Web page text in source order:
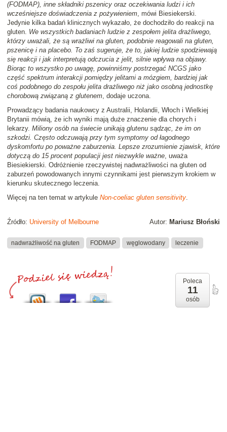
(FODMAP), inne składniki pszenicy oraz oczekiwania ludzi i ich
wcześniejsze doświadczenia z pożywieniem, mówi Biesiekerski.
Jedynie kilka badań klinicznych wykazało, że dochodziło do reakcji na
gluten. We wszystkich badaniach ludzie z zespołem jelita drażliwego,
którzy uważali, że są wrażliwi na gluten, podobnie reagowali na gluten,
pszenicę i na placebo. To zaś sugeruje, że to, jakiej ludzie spodziewają
się reakcji i jak interpretują odczucia z jelit, silnie wpływa na objawy.
Biorąc to wszystko po uwagę, powinniśmy postrzegać NCGS jako
część spektrum interakcji pomiędzy jelitami a mózgiem, bardziej jak
coś podobnego do zespołu jelita drażliwego niż jako osobną jednostkę
chorobową związaną z glutenem, dodaje uczona.
Prowadzący badania naukowcy z Australii, Holandii, Włoch i Wielkiej
Brytanii mówią, że ich wyniki mają duże znaczenie dla chorych i
lekarzy. Miliony osób na świecie unikają glutenu sądząc, że im on
szkodzi. Często odczuwają przy tym symptomy od łagodnego
dyskomfortu po poważne zaburzenia. Lepsze zrozumienie zjawisk, które
dotyczą do 15 procent populacji jest niezwykle ważne, uważa
Biesiekierski. Odróżnienie rzeczywistej nadwrażliwości na gluten od
zaburzeń powodowanych innymi czynnikami jest pierwszym krokiem w
kierunku skutecznego leczenia.
Więcej na ten temat w artykule Non-coeliac gluten sensitivity.
Autor: Mariusz Błoński
Źródło: University of Melbourne
nadwrażliwość na gluten FODMAP węglowodany leczenie
Poleca
11
osób